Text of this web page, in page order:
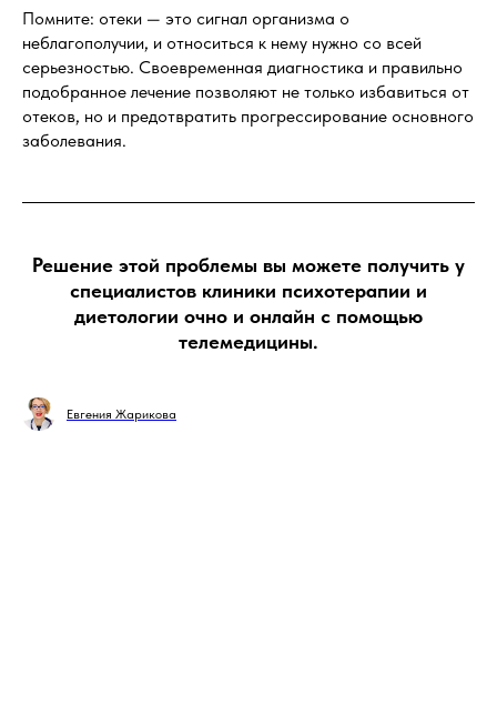
Помните: отеки — это сигнал организма о
неблагополучии, и относиться к нему нужно со всей
серьезностью. Своевременная диагностика и правильно
подобранное лечение позволяют не только избавиться от
отеков, но и предотвратить прогрессирование основного
заболевания.
Решение этой проблемы вы можете получить у
специалистов клиники психотерапии и
диетологии очно и онлайн с помощью
телемедицины.
Евгения Жарикова